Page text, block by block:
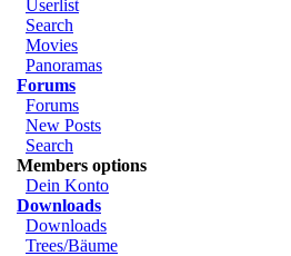
Userlist
Search
Movies
Panoramas
Forums
Forums
New Posts
Search
Members options
Dein Konto
Downloads
Downloads
Trees/Bäume